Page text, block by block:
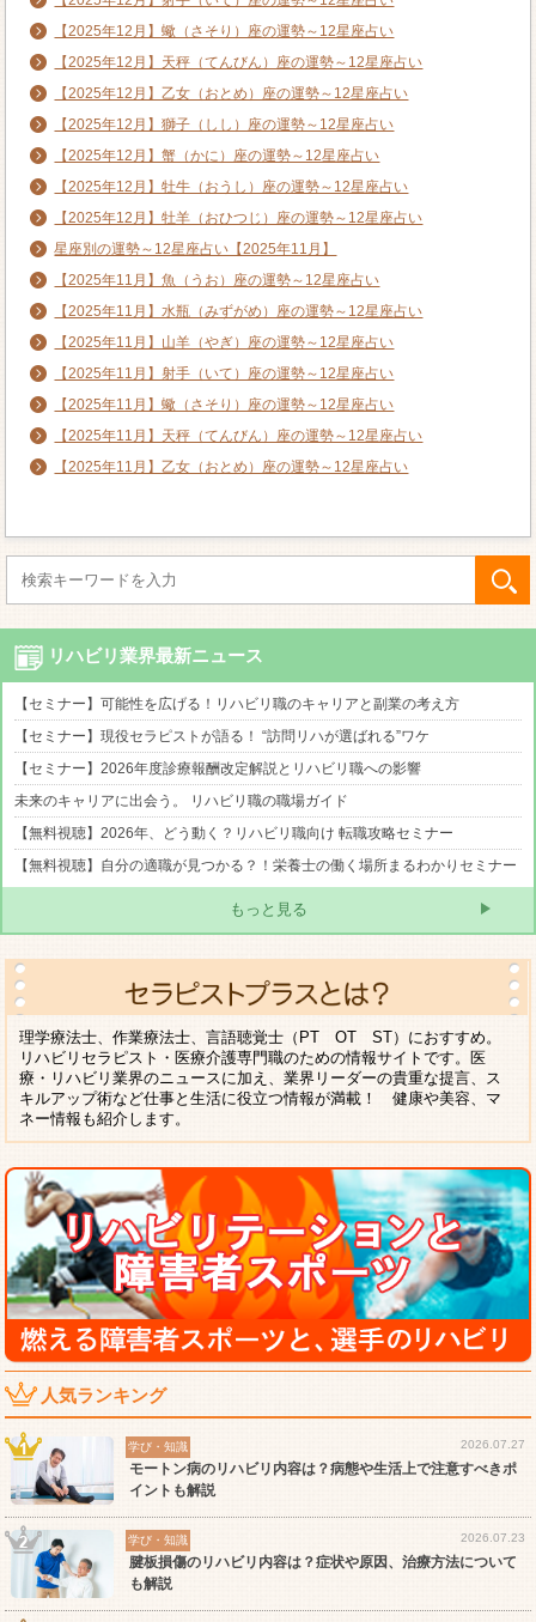
【2025年12月】蠍（さそり）座の運勢～12星座占い
【2025年12月】天秤（てんびん）座の運勢～12星座占い
【2025年12月】乙女（おとめ）座の運勢～12星座占い
【2025年12月】獅子（しし）座の運勢～12星座占い
【2025年12月】蟹（かに）座の運勢～12星座占い
【2025年12月】牡牛（おうし）座の運勢～12星座占い
【2025年12月】牡羊（おひつじ）座の運勢～12星座占い
星座別の運勢～12星座占い【2025年11月】
【2025年11月】魚（うお）座の運勢～12星座占い
【2025年11月】水瓶（みずがめ）座の運勢～12星座占い
【2025年11月】山羊（やぎ）座の運勢～12星座占い
【2025年11月】射手（いて）座の運勢～12星座占い
【2025年11月】蠍（さそり）座の運勢～12星座占い
【2025年11月】天秤（てんびん）座の運勢～12星座占い
【2025年11月】乙女（おとめ）座の運勢～12星座占い
リハビリ業界最新ニュース
【セミナー】可能性を広げる！リハビリ職のキャリアと副業の考え方
【セミナー】現役セラピストが語る！ “訪問リハが選ばれる”ワケ
【セミナー】2026年度診療報酬改定解説とリハビリ職への影響
未来のキャリアに出会う。 リハビリ職の職場ガイド
【無料視聴】2026年、どう動く？リハビリ職向け 転職攻略セミナー
【無料視聴】自分の適職が見つかる？！栄養士の働く場所まるわかりセミナー
もっと見る
理学療法士、作業療法士、言語聴覚士（PT OT ST）におすすめ。
リハビリセラピスト・医療介護専門職のための情報サイトです。医
療・リハビリ業界のニュースに加え、業界リーダーの貴重な提言、ス
キルアップ術など仕事と生活に役立つ情報が満載！ 健康や美容、マ
ネー情報も紹介します。
人気ランキング
学び・知識 2026.07.27
モートン病のリハビリ内容は？病態や生活上で注意すべきポ
イントも解説
学び・知識 2026.07.23
腱板損傷のリハビリ内容は？症状や原因、治療方法について
も解説